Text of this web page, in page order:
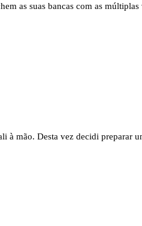
as suas bancas com as
à mão. Desta vez decidi